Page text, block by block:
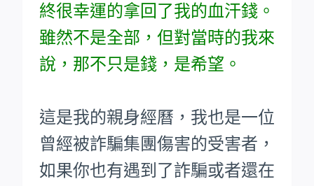
終很幸運的拿回了我的血汗錢。
雖然不是全部，但對當時的我來
說，那不只是錢，是希望。
這是我的親身經曆，我也是一位
曾經被詐騙集團傷害的受害者，
如果你也有遇到了詐騙或者還在